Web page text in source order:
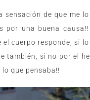
sensación de que me
por una buena
el cuerpo responde, si
también, si no por el
que pensaba!!